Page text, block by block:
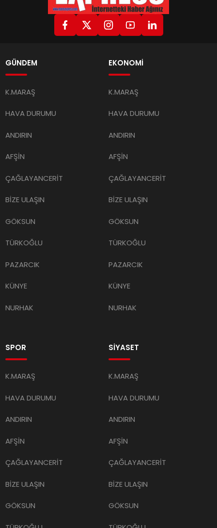
GÜNDEM
K.MARAŞ
HAVA DURUMU
ANDIRIN
AFŞİN
ÇAĞLAYANCERİT
BİZE ULAŞIN
GÖKSUN
TÜRKOĞLU
PAZARCIK
KÜNYE
NURHAK
EKONOMİ
K.MARAŞ
HAVA DURUMU
ANDIRIN
AFŞİN
ÇAĞLAYANCERİT
BİZE ULAŞIN
GÖKSUN
TÜRKOĞLU
PAZARCIK
KÜNYE
NURHAK
SPOR
K.MARAŞ
HAVA DURUMU
ANDIRIN
AFŞİN
ÇAĞLAYANCERİT
BİZE ULAŞIN
GÖKSUN
SİYASET
K.MARAŞ
HAVA DURUMU
ANDIRIN
AFŞİN
ÇAĞLAYANCERİT
BİZE ULAŞIN
GÖKSUN